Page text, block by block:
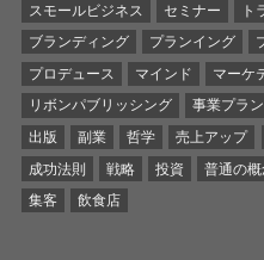
スモールビジネス
セミナー ト
ブランディング
プランイング
プロデュース
マインド マーケ
リボンパブリッシング
事業プラ
出版
副業 哲学 売上アップ
成功法則
戦略 投資 普通の
集客
飲食店